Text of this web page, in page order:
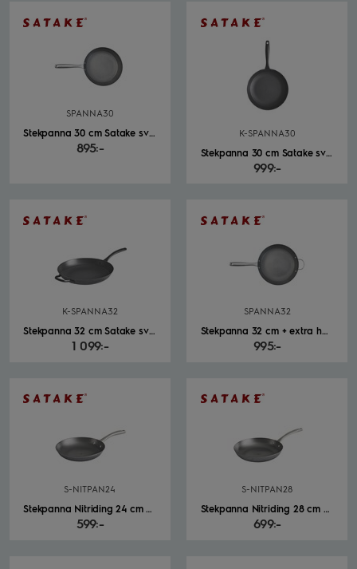
SPANNA30
Stekpanna 30 cm Satake svart
895:-
K-SPANNA30
Stekpanna 30 cm Satake svart
999:-
K-SPANNA32
Stekpanna 32 cm Satake svart
1 099:-
SPANNA32
Stekpanna 32 cm + extra handtag Satake svart
995:-
S-NITPAN24
Stekpanna Nitriding 24 cm Satake Pure Pan svart
599:-
S-NITPAN28
Stekpanna Nitriding 28 cm Satake Pure Pan svart
699:-